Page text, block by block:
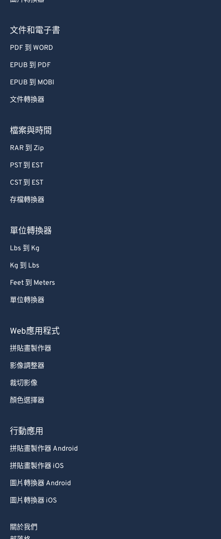
文件和電子書
PDF 到 WORD
EPUB 到 PDF
EPUB 到 MOBI
文件轉換器
檔案與時間
RAR 到 Zip
PST 到 EST
CST 到 EST
存檔轉換器
單位轉換器
Lbs 到 Kg
Kg 到 Lbs
Feet 到 Meters
單位轉換器
Web應用程式
拼貼畫製作器
影像調整器
裁切影像
顏色選擇器
行動應用
拼貼畫製作器 Android
拼貼畫製作器 iOS
圖片轉換器 Android
圖片轉換器 iOS
關於我們